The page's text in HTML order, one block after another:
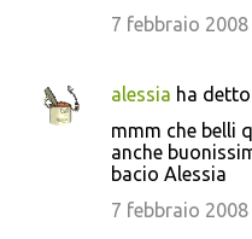
i
7 febbraio 2008
alessia ha
mmm che belli
anche
bacio Alessia
7 febbraio